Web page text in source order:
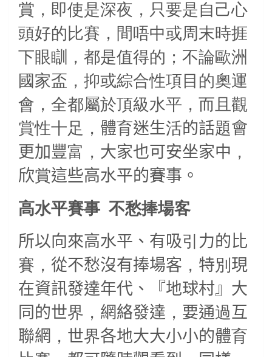
賞，即使是深夜，只要是自己心
頭好的比賽，間唔中或周末時捱
下眼瞓，都是值得的；不論歐洲
國家盃，抑或綜合性項目的奧運
會，全都屬於頂級水平，而且觀
賞性十足， 體育迷生活的話題會
更加豐富， 大家也可安坐家中 ，
欣賞這些高水平的賽事。
高水平賽事 不愁捧場客
所以向來高水平、有吸引 力的比
賽， 從不愁沒有捧場客 ， 特別 現
在資訊發達年代、『地球村』大
同的世界， 網絡發達 ， 要通過互
聯網 ， 世界各地大大小小的體育